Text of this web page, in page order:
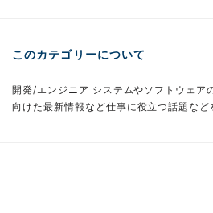
このカテゴリーについて
開発/エンジニア システムやソフトウェア
向けた最新情報など仕事に役立つ話題など